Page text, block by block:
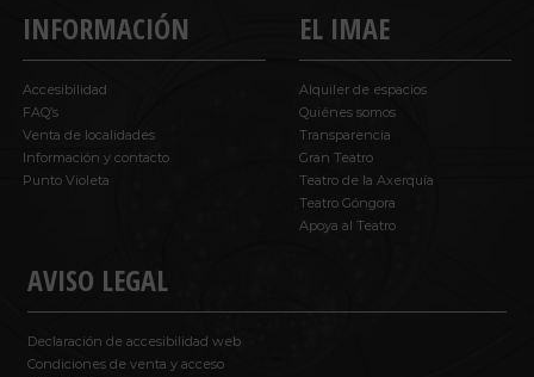
INFORMACIÓN
Accesibilidad
FAQ’s
Venta de localidades
Información y contacto
Punto Violeta
AVISO LEGAL
Declaración de accesibilidad web
Condiciones de venta y acceso
EL IMAE
Alquiler de espacios
Quiénes somos
Transparencia
Gran Teatro
Teatro de la Axerquía
Teatro Góngora
Apoya al Teatro